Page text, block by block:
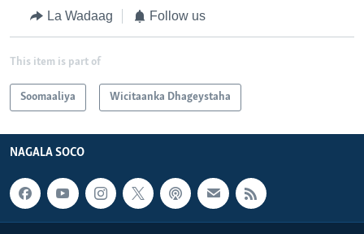
La Wadaag Follow us
This item is part of
Soomaaliya Wicitaanka Dhageystaha
NAGALA SOCO